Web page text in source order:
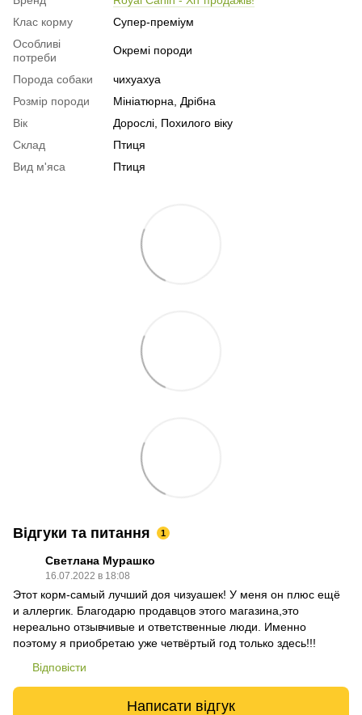
Клас корму
Супер-преміум
Особливі
потреби
Окремі породи
Порода собаки
чихуахуа
Розмір породи
Мініатюрна, Дрібна
Вік
Дорослі, Похилого віку
Склад
Птиця
Вид м'яса
Птиця
Відгуки та питання 1
Светлана Мурашко
16.07.2022 в 18:08
Этот корм-самый лучший доя чизуашек! У меня он плюс ещё
и аллергик. Благодарю продавцов этого магазина,это
нереально отзывчивые и ответственные люди. Именно
поэтому я приобретаю уже четвёртый год только здесь!!!
Відповісти
Написати відгук